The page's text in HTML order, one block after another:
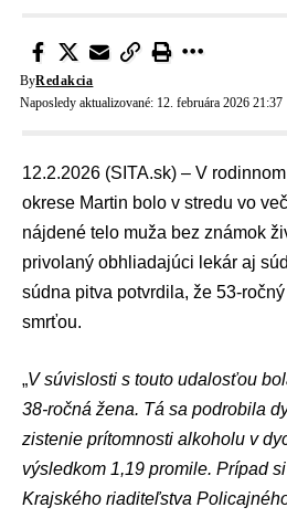
Naposledy aktualizované: 12. februára 2026 21:37
ByRedakcia
12.2.2026 (SITA.sk) – V
okrese Martin bolo v stredu vo
nájdené telo muža bez známok
privolaný obhliadajúci lekár aj
súdna pitva potvrdila, že 53-
smrťou.
„V súvislosti s touto udalosťou
38-ročná žena. Tá sa podrobila
zistenie prítomnosti alkoholu v
výsledkom 1,19 promile. Prípad
Krajského riaditeľstva